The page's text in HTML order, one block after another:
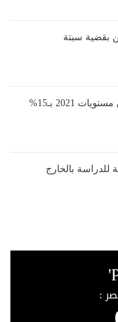
بقضية سبتة
2021 بـ15%
للدراسة بالخارج